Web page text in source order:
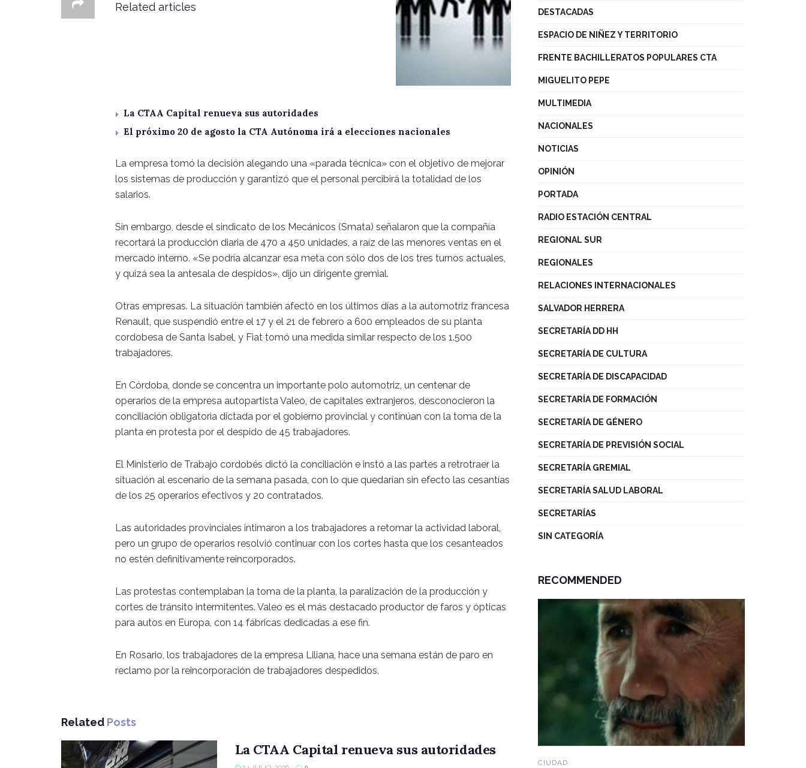
Related articles
La CTAA Capital renueva sus autoridades
El próximo 20 de agosto la CTA Autónoma irá a elecciones nacionales
La empresa tomó la decisión alegando una «parada técnica» con el objetivo de mejorar
los sistemas de producción y garantizó que el personal percibirá la totalidad de los
salarios.
Sin embargo, desde el sindicato de los Mecánicos (Smata) señalaron que la compañía
recortará la producción diaria de 470 a 450 unidades, a raíz de las menores ventas en el
mercado interno. «Se podría alcanzar esa meta con sólo dos de los tres turnos actuales,
y quizá sea la antesala de despidos», dijo un dirigente gremial.
Otras empresas. La situación también afectó en los últimos días a la automotriz francesa
Renault, que suspendió entre el 17 y el 21 de febrero a 600 empleados de su planta
cordobesa de Santa Isabel, y Fiat tomó una medida similar respecto de los 1.500
trabajadores.
En Córdoba, donde se concentra un importante polo automotriz, un centenar de
operarios de la empresa autopartista Valeo, de capitales extranjeros, desconocieron la
conciliación obligatoria dictada por el gobierno provincial y continúan con la toma de la
planta en protesta por el despido de 45 trabajadores.
El Ministerio de Trabajo cordobés dictó la conciliación e instó a las partes a retrotraer la
situación al escenario de la semana pasada, con lo que quedarían sin efecto las cesantías
de los 25 operarios efectivos y 20 contratados.
Las autoridades provinciales intimaron a los trabajadores a retomar la actividad laboral,
pero un grupo de operarios resolvió continuar con los cortes hasta que los cesanteados
no estén definitivamente reincorporados.
Las protestas contemplaban la toma de la planta, la paralización de la producción y
cortes de tránsito intermitentes. Valeo es el más destacado productor de faros y ópticas
para autos en Europa, con 14 fábricas dedicadas a ese fin.
En Rosario, los trabajadores de la empresa Liliana, hace una semana están de paro en
reclamo por la reincorporación de trabajadores despedidos.
Related Posts
La CTAA Capital renueva sus autoridades
DESTACADAS
ESPACIO DE NIÑEZ Y TERRITORIO
FRENTE BACHILLERATOS POPULARES CTA
MIGUELITO PEPE
MULTIMEDIA
NACIONALES
NOTICIAS
OPINIÓN
PORTADA
RADIO ESTACIÓN CENTRAL
REGIONAL SUR
REGIONALES
RELACIONES INTERNACIONALES
SALVADOR HERRERA
SECRETARÍA DD HH
SECRETARÍA DE CULTURA
SECRETARÍA DE DISCAPACIDAD
SECRETARÍA DE FORMACIÓN
SECRETARÍA DE GÉNERO
SECRETARÍA DE PREVISIÓN SOCIAL
SECRETARÍA GREMIAL
SECRETARÍA SALUD LABORAL
SECRETARÍAS
SIN CATEGORÍA
RECOMMENDED
CIUDAD